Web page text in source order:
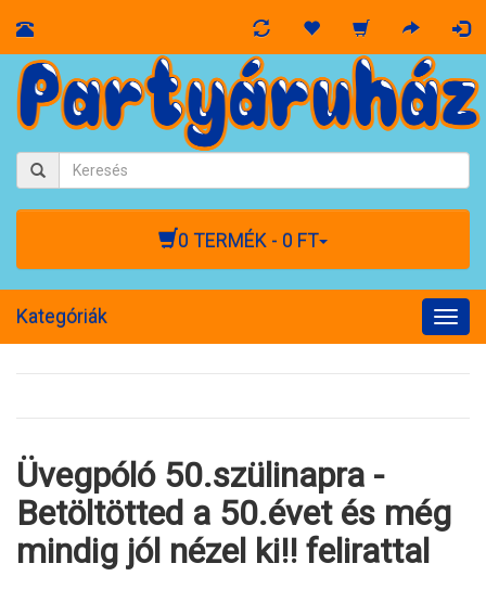
0 TERMÉK - 0 FT
Kategóriák
Üvegpóló 50.szülinapra -
Betöltötted a 50.évet és még
mindig jól nézel ki!! felirattal